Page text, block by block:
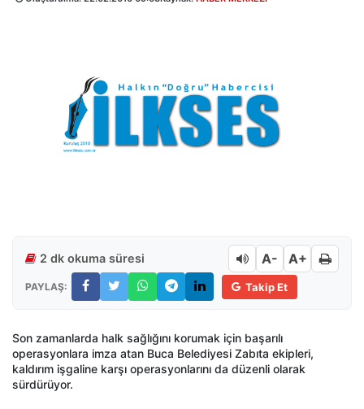
2 dk okuma süresi A- A+
PAYLAŞ: Takip Et
Son zamanlarda halk sağlığını korumak için başarılı
operasyonlara imza atan Buca Belediyesi Zabıta ekipleri,
kaldırım işgaline karşı operasyonlarını da düzenli olarak
sürdürüyor.